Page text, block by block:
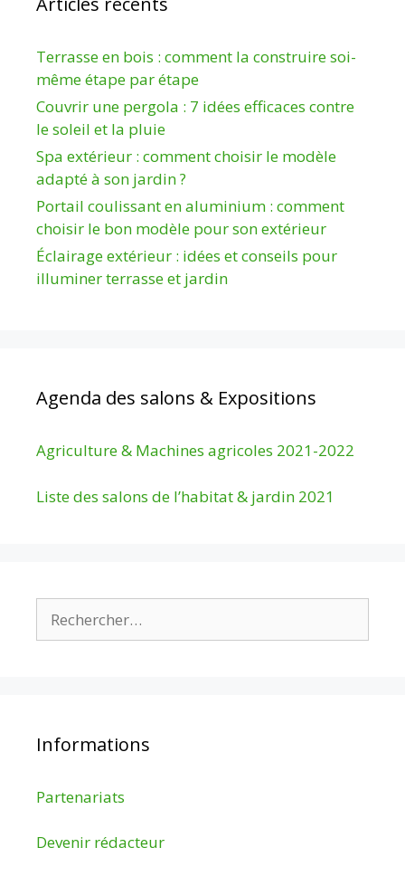
Terrasse en bois : comment la construire soi-
même étape par étape
Couvrir une pergola : 7 idées efficaces contre
le soleil et la pluie
Spa extérieur : comment choisir le modèle
adapté à son jardin ?
Portail coulissant en aluminium : comment
choisir le bon modèle pour son extérieur
Éclairage extérieur : idées et conseils pour
illuminer terrasse et jardin
Agenda des salons & Expositions
Agriculture & Machines agricoles 2021-2022
Liste des salons de l’habitat & jardin 2021
Informations
Partenariats
Devenir rédacteur